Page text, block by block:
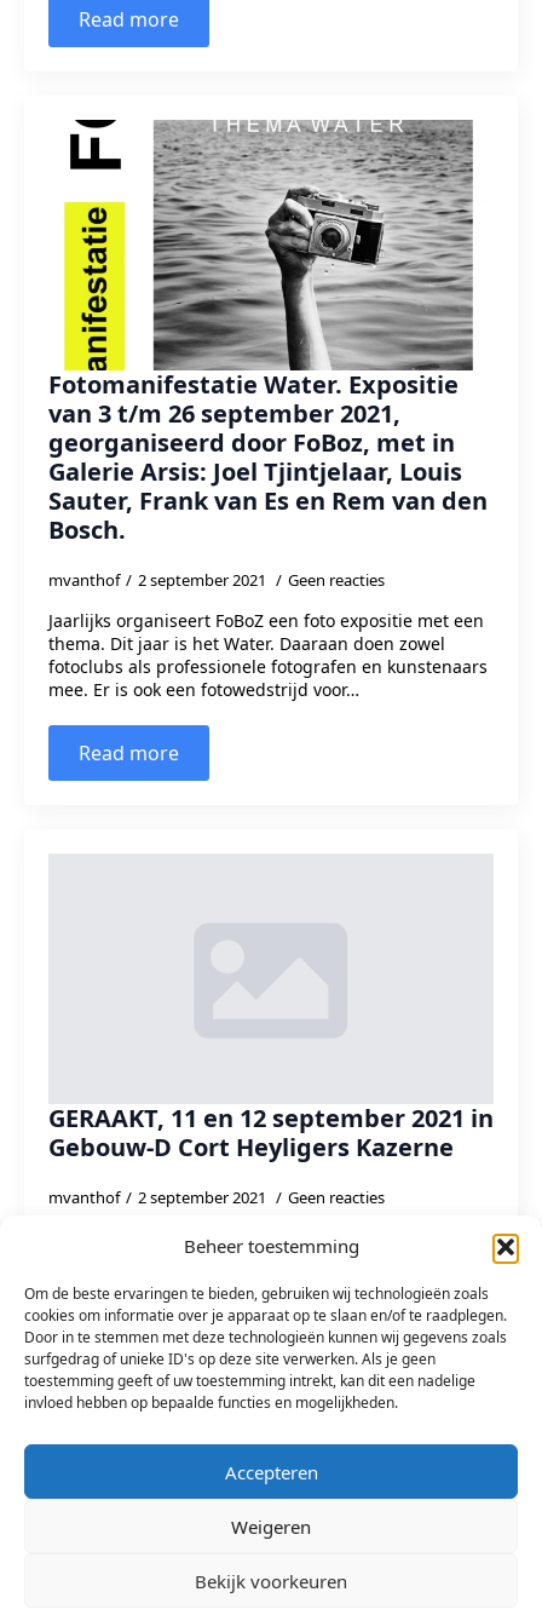
Beheer toestemming
Om de beste ervaringen te bieden, gebruiken wij technologieën zoals
cookies om informatie over je apparaat op te slaan en/of te raadplegen.
Door in te stemmen met deze technologieën kunnen wij gegevens zoals
surfgedrag of unieke ID's op deze site verwerken. Als je geen
toestemming geeft of uw toestemming intrekt, kan dit een nadelige
invloed hebben op bepaalde functies en mogelijkheden.
Accepteren
Weigeren
Bekijk voorkeuren
Read more
Fotomanifestatie Water. Expositie
van 3 t/m 26 september 2021,
georganiseerd door FoBoz, met in
Galerie Arsis: Joel Tjintjelaar, Louis
Sauter, Frank van Es en Rem van den
Bosch.
mvanthof 2 september 2021 Geen reacties
Jaarlijks organiseert FoBoZ een foto expositie met een
thema. Dit jaar is het Water. Daaraan doen zowel
fotoclubs als professionele fotografen en kunstenaars
mee. Er is ook een fotowedstrijd voor…
Read more
GERAAKT, 11 en 12 september 2021 in
Gebouw-D Cort Heyligers Kazerne
mvanthof 2 september 2021 Geen reacties
CPO De Compagnie gaat gebouw D van de Cort
Heyligers Kazerne openstellen op de Kunst in de
monumentendagen, 11 en 12 september (tussen
10.00 en 16.00 u). Maar liefst 7…
Read more